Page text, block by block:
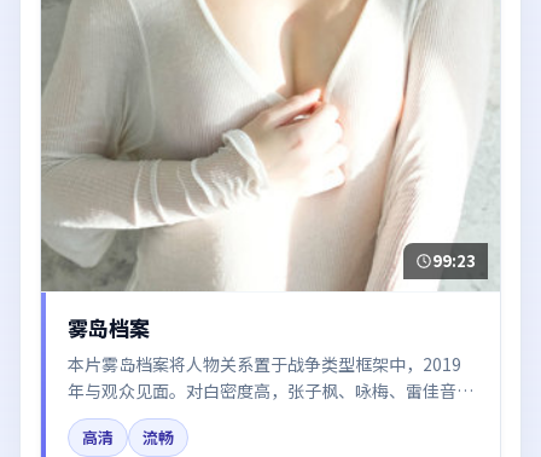
99:23
雾岛档案
本片雾岛档案将人物关系置于战争类型框架中，2019
年与观众见面。对白密度高，张子枫、咏梅、雷佳音的
台词节奏值得关注；整体气质偏英国都市与冷色调摄
影。
高清
流畅